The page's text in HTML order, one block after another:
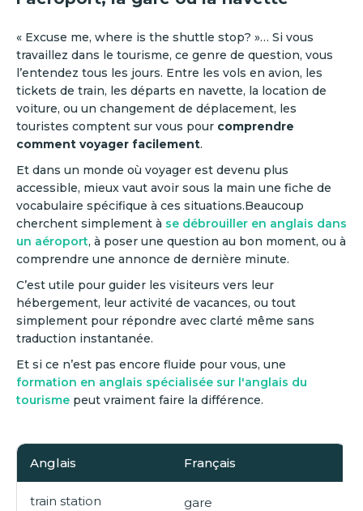
« Excuse me, where is the shuttle stop? »… Si vous
travaillez dans le tourisme, ce genre de question, vous
l’entendez tous les jours. Entre les vols en avion, les
tickets de train, les départs en navette, la location de
voiture, ou un changement de déplacement, les
touristes comptent sur vous pour comprendre
comment voyager facilement.
Et dans un monde où voyager est devenu plus
accessible, mieux vaut avoir sous la main une fiche de
vocabulaire spécifique à ces situations.Beaucoup
cherchent simplement à se débrouiller en anglais dans
un aéroport, à poser une question au bon moment, ou à
comprendre une annonce de dernière minute.
C’est utile pour guider les visiteurs vers leur
hébergement, leur activité de vacances, ou tout
simplement pour répondre avec clarté même sans
traduction instantanée.
Et si ce n’est pas encore fluide pour vous, une
formation en anglais spécialisée sur l'anglais du
tourisme peut vraiment faire la différence.
Anglais Français
train station gare